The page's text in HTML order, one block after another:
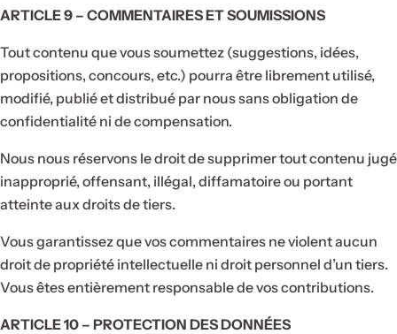
ARTICLE 9 – COMMENTAIRES ET SOUMISSIONS
Tout contenu que vous soumettez (suggestions, idées,
propositions, concours, etc.) pourra être librement utilisé,
modifié, publié et distribué par nous sans obligation de
confidentialité ni de compensation.
Nous nous réservons le droit de supprimer tout contenu jugé
inapproprié, offensant, illégal, diffamatoire ou portant
atteinte aux droits de tiers.
Vous garantissez que vos commentaires ne violent aucun
droit de propriété intellectuelle ni droit personnel d’un tiers.
Vous êtes entièrement responsable de vos contributions.
ARTICLE 10 – PROTECTION DES DONNÉES
cadeau
profitez-en !